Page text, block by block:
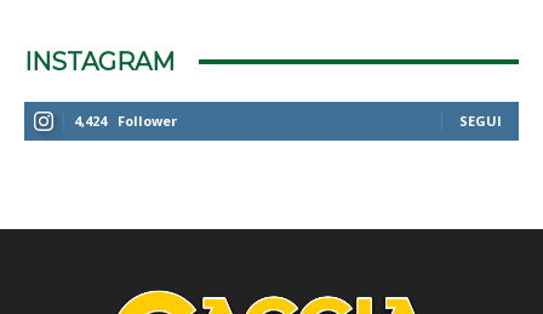
INSTAGRAM
4,424 Follower SEGUI